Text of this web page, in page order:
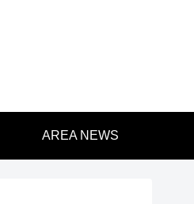
AREA NEWS